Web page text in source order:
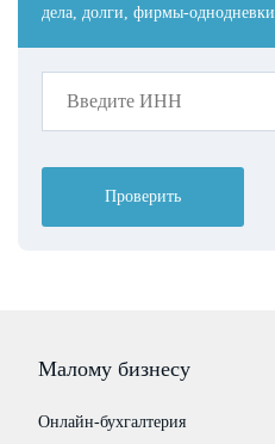
дела, долги, фирмы-однодневки
Проверить
Малому бизнесу
Онлайн-бухгалтерия